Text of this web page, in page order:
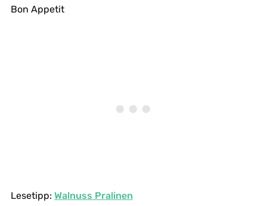
Bon Appetit
Lesetipp: Walnuss Pralinen